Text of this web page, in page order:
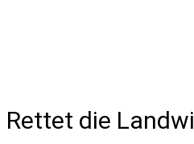
Rettet die